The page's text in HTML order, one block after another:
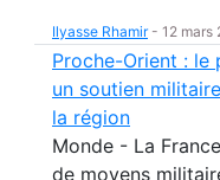
Ilyasse Rhamir- 12 mars
Proche-Orient : le
un soutien
la région
Monde - La
de moyens